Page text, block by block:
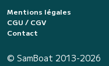
Mentions légales
CGU / CGV
Contact
© SamBoat 2013-2026